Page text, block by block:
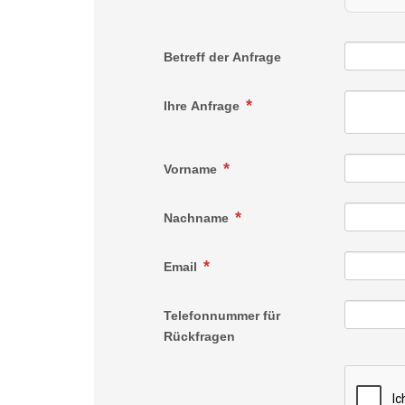
Betreff der Anfrage
Ihre Anfrage
Vorname
Nachname
Email
Telefonnummer für
Rückfragen